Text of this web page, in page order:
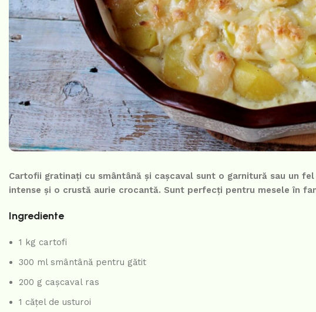
Cartofii gratinați cu smântână și cașcaval sunt o garnitură sau un
intense și o crustă aurie crocantă. Sunt perfecți pentru mesele în
Ingrediente
1 kg cartofi
300 ml smântână pentru gătit
200 g cașcaval ras
1 cățel de usturoi